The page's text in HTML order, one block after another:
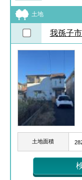
土地
我孫子
土地面積